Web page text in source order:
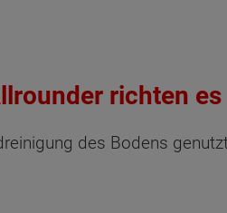
richten es
des Bodens